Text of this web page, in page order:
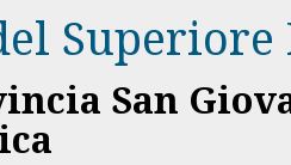
San